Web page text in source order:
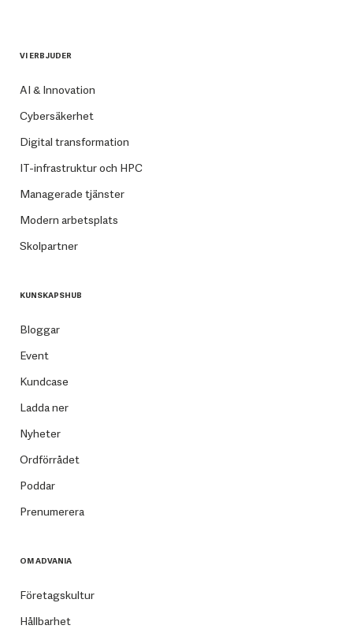
VI ERBJUDER
AI & Innovation
Cybersäkerhet
Digital transformation
IT-infrastruktur och HPC
Managerade tjänster
Modern arbetsplats
Skolpartner
KUNSKAPSHUB
Bloggar
Event
Kundcase
Ladda ner
Nyheter
Ordförrådet
Poddar
Prenumerera
OM ADVANIA
Företagskultur
Hållbarhet